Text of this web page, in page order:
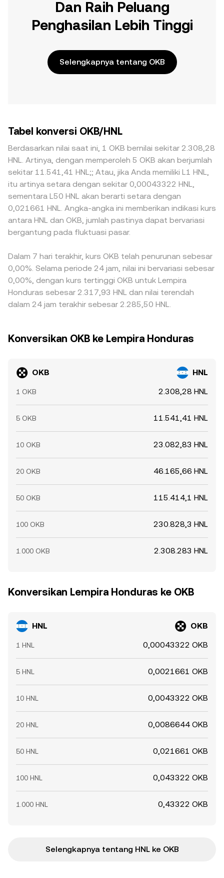
Dan Raih Peluang
Penghasilan Lebih Tinggi
Selengkapnya tentang OKB
Tabel konversi OKB/HNL
Berdasarkan nilai saat ini, 1 OKB bernilai sekitar 2.308,28
HNL. Artinya, dengan memperoleh 5 OKB akan berjumlah
sekitar 11.541,41 HNL;; Atau, jika Anda memiliki L1 HNL,
itu artinya setara dengan sekitar 0,00043322 HNL,
sementara L50 HNL akan berarti setara dengan
0,021661 HNL. Angka-angka ini memberikan indikasi kurs
antara HNL dan OKB, jumlah pastinya dapat bervariasi
bergantung pada fluktuasi pasar.
Dalam 7 hari terakhir, kurs OKB telah penurunan sebesar
0,00%. Selama periode 24 jam, nilai ini bervariasi sebesar
0,00%, dengan kurs tertinggi OKB untuk Lempira
Honduras sebesar 2.317,93 HNL dan nilai terendah
dalam 24 jam terakhir sebesar 2.285,50 HNL.
Konversikan OKB ke Lempira Honduras
OKB HNL
1 OKB 2.308,28 HNL
5 OKB 11.541,41 HNL
10 OKB 23.082,83 HNL
20 OKB 46.165,66 HNL
50 OKB 115.414,1 HNL
100 OKB 230.828,3 HNL
1.000 OKB 2.308.283 HNL
Konversikan Lempira Honduras ke OKB
HNL OKB
1 HNL 0,00043322 OKB
5 HNL 0,0021661 OKB
10 HNL 0,0043322 OKB
20 HNL 0,0086644 OKB
50 HNL 0,021661 OKB
100 HNL 0,043322 OKB
1.000 HNL 0,43322 OKB
Selengkapnya tentang HNL ke OKB